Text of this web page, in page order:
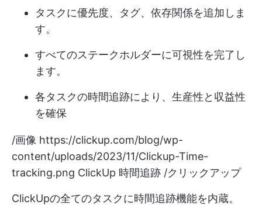
タスクに優先度、タグ、依存関係を追加しま
す。
すべてのステークホルダーに可視性を完了し
ます。
各タスクの時間追跡により、生産性と収益性
を確保
/画像 https://clickup.com/blog/wp-
content/uploads/2023/11/Clickup-Time-
tracking.png ClickUp 時間追跡 /クリックアップ
ClickUpの全てのタスクに時間追跡機能を内蔵。